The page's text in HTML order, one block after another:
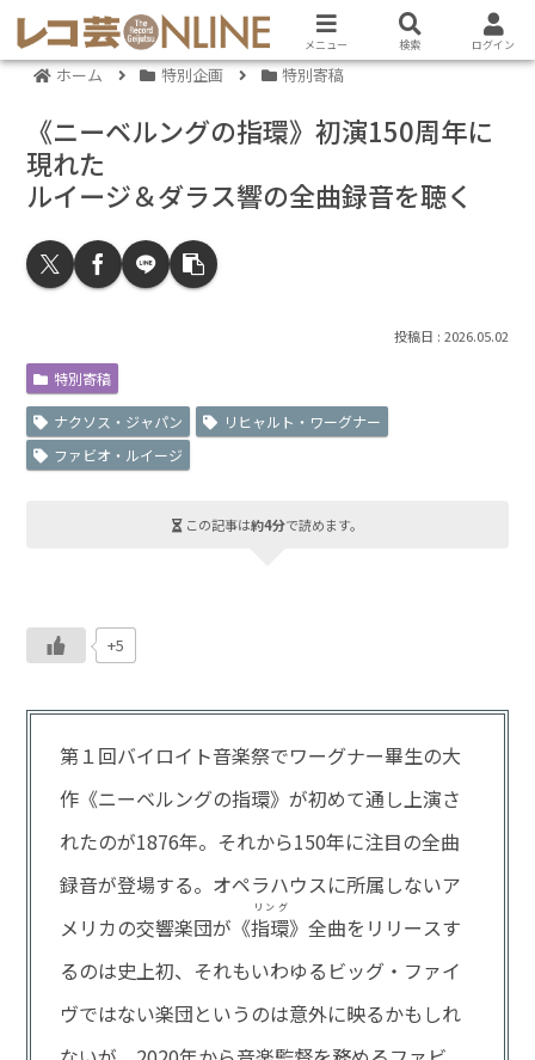
ホーム 特別企画 特別寄稿
《ニーベルングの指環》初演150周年に
現れた
ルイージ＆ダラス響の全曲録音を聴く
2026.05.02
特別寄稿
ナクソス・ジャパン
リヒャルト・ワーグナー
ファビオ・ルイージ
この記事は約4分で読めます。
+5
第１回バイロイト音楽祭でワーグナー畢生の大
作《ニーベルングの指環》が初めて通し上演さ
れたのが1876年。それから150年に注目の全曲
録音が登場する。オペラハウスに所属しないア
メリカの交響楽団が《指環
リング
》全曲をリリースす
るのは史上初、それもいわゆるビッグ・ファイ
ヴではない楽団というのは意外に映るかもしれ
メニュー 検索 ログイン